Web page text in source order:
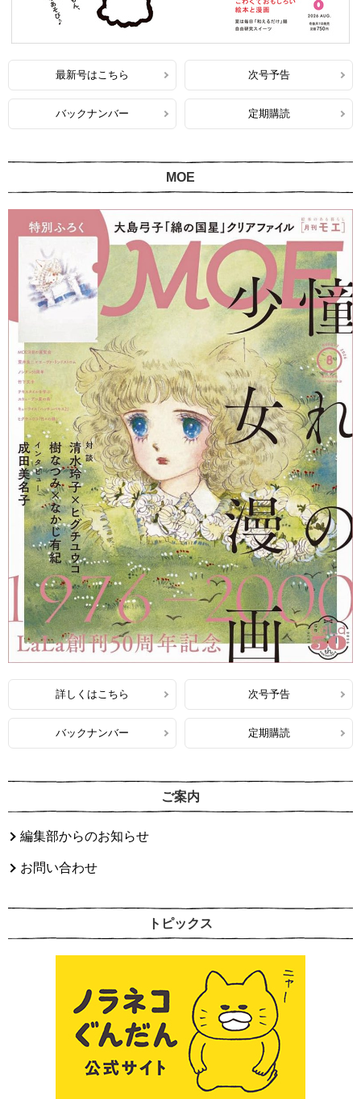
最新号はこちら 次号予告
バックナンバー 定期購読
MOE
詳しくはこちら 次号予告
バックナンバー 定期購読
ご案内
編集部からのお知らせ
お問い合わせ
トピックス